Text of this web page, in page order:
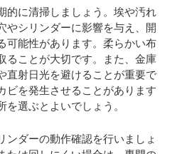
的に清掃しましょう。埃や汚れ
やシリンダーに影響を与え、開
可能性があります。柔らかい布
ることが大切です。また、金庫
直射日光を避けることが重要で
ビを発生させることがあります
選ぶとよいでしょう。
ンダーの動作確認を行いましょ